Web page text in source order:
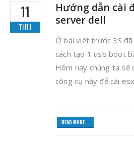
11
TH11
Hướng dẫn cài
server dell
Ở bài viết trước 3S
cách tạo 1 usb boot
Hôm nay chúng ta sẽ
công cụ này để cài
READ MORE...